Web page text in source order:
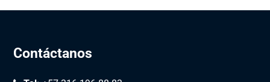
Contáctanos